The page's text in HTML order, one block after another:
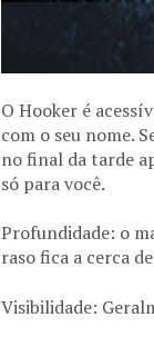
O Hooker é
com o seu nome.
no final da tarde
só para você.
Profundidade: o
raso fica a cerca
Visibilidade: